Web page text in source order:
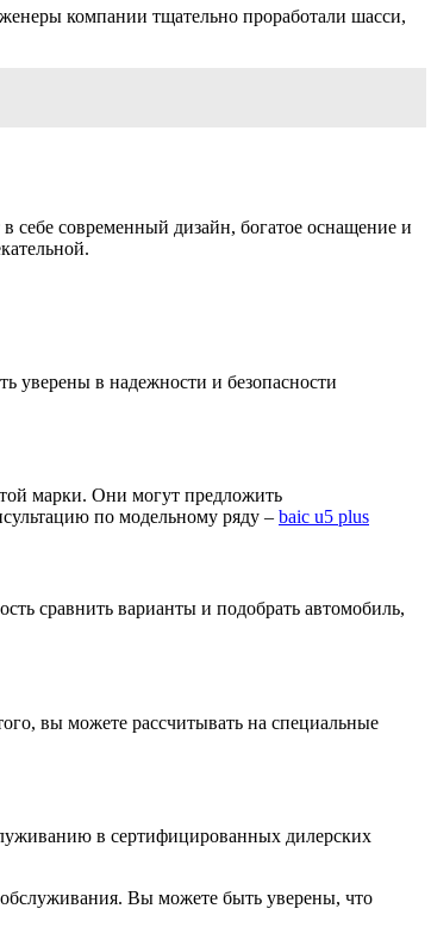
компании тщательно проработали шасси,
себе современный дизайн, богатое оснащение и
уверены в надежности и безопасности
марки. Они могут предложить
по модельному ряду – baic u5 plus
сравнить варианты и подобрать автомобиль,
вы можете рассчитывать на специальные
в сертифицированных дилерских
обслуживания. Вы можете быть уверены, что